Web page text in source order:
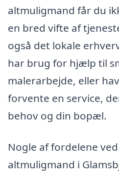
altmuligmand får du
en bred vifte af
også det lokale
har brug for hjælp til
malerarbejde, eller
forvente en service,
behov og din bopæl.
Nogle af fordelene
altmuligmand i